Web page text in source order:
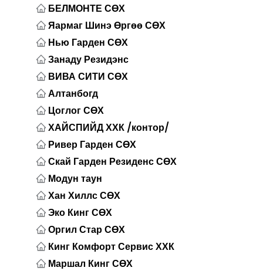
БЕЛМОНТЕ СӨХ
Яармаг Шинэ Өргөө СӨХ
Нью Гарден СӨХ
Занаду Резидэнс
ВИВА СИТИ СӨХ
Алтанбогд
Цоглог СӨХ
ХАЙСПИЙД ХХК /контор/
Ривер Гарден СӨХ
Скай Гарден Резиденс СӨХ
Модун таун
Хан Хиллс СӨХ
Эко Кинг СӨХ
Оргил Стар СӨХ
Кинг Комфорт Сервис ХХК
Маршал Кинг СӨХ